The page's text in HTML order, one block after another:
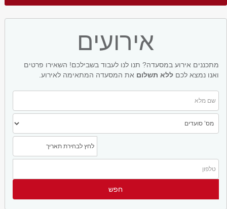
אירועים
מתכננים אירוע במסעדה? תנו לנו לעבוד בשבילכם! השאירו פרטים
ואנו נמצא לכם ללא תשלום את המסעדה המתאימה לאירוע.